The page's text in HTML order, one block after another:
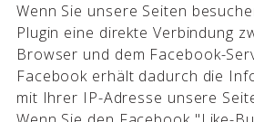
Wenn Sie unsere Seiten
Plugin eine direkte Verbindung
Browser und dem Facebook-
Facebook erhält dadurch die
mit Ihrer IP-Adresse unsere